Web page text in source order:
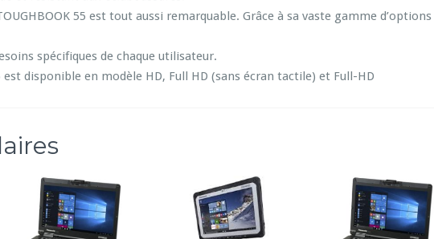
s
n
i
55 est tout aussi remarquable. Grâce à sa vaste gamme d’options
spécifiques de chaque utilisateur.
disponible en modèle HD, Full HD (sans écran tactile) et Full-HD